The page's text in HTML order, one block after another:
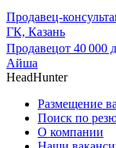
Продавец-
ГК, Казань
Продавецот 40 000
Айша
HeadHunter
Размещение
Поиск по
О компании